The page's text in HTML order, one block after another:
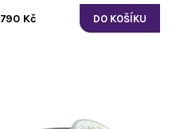
790 Kč